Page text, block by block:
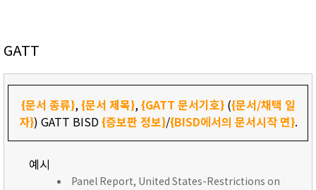
GATT
{문서 종류},{문서 제목},{GATT 문서기호}({문서/채택 일
자}) GATT BISD{증보판 정보}/{BISD에서의 문서시작 면}.
예시
Panel Report, United States-Restrictions on